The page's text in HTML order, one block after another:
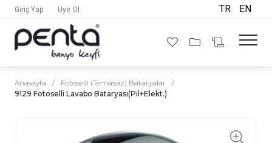
Giriş Yap Üye Ol TR EN
Anasayfa / Fotoselli (Temassız) Bataryalar
/
9129 Fotoselli Lavabo Bataryası(Pıl+Elekt.)